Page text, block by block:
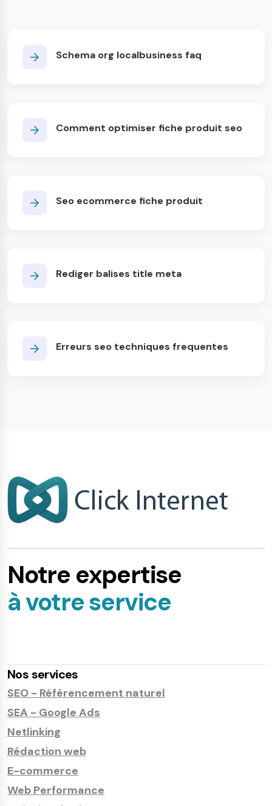
Schema org localbusiness faq
Comment optimiser fiche produit seo
Seo ecommerce fiche produit
Rediger balises title meta
Erreurs seo techniques frequentes
Notre expertise
à votre service
Nos services
SEO - Référencement naturel
SEA - Google Ads
Netlinking
Rédaction web
E-commerce
Web Performance